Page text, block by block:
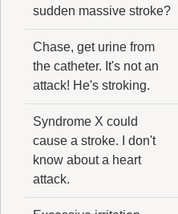
sudden massive stroke?
Chase, get urine from
the catheter. It's not an
attack! He's stroking.
Syndrome X could
cause a stroke. I don't
know about a heart
attack.